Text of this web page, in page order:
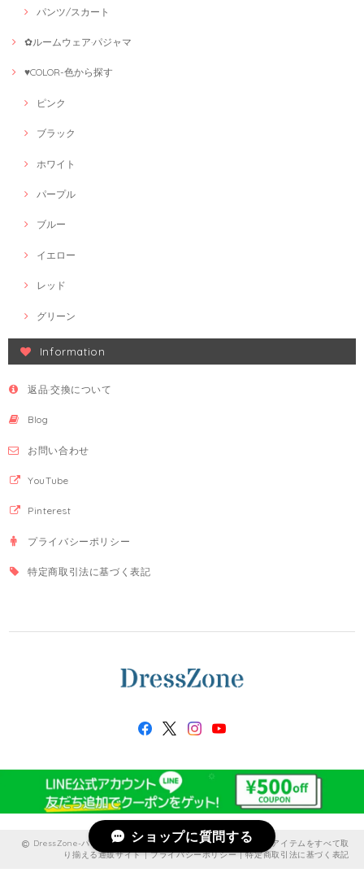
パンツ/スカート
✿ルームウェア·パジャマ
♥COLOR-色から探す
ピンク
ブラック
ホワイト
パープル
ブルー
イエロー
レッド
グリーン
Information
返品·交換について
Blog
お問い合わせ
YouTube
Pinterest
プライバシーポリシー
特定商取引法に基づく表記
DressZone-パーティードレス、プライベート、出勤服などのアイテムをすべて取
り揃える通販サイト |プライバシーポリシー|特定商取引法に基づく表記
ショップに質問する